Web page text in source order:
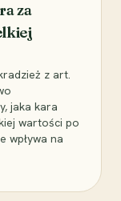
za
z art.
jaka kara
wartości po
wpływa na